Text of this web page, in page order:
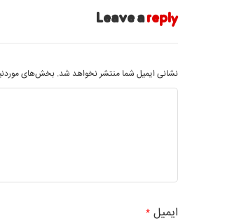
Leave areply
نشانی ایمیل شما منتشر نخواهد شد. بخش‌های
ایمیل*